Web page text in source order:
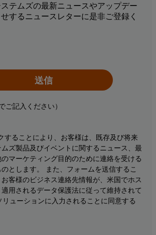
テムズの最新ニュースやアップデー
せするニュースレターに是非ご登録く
送信
ご記入ください）
することにより、お客様は、既存及び将来
ズ製品及びイベントに関するニュース、最
マーケティング目的のために連絡を受ける
とします。 また、フォームを送信するこ
客様のビジネス連絡先情報が、米国でホス
適用されるデータ保護法に従って維持されて
リューションに入力されることに同意する